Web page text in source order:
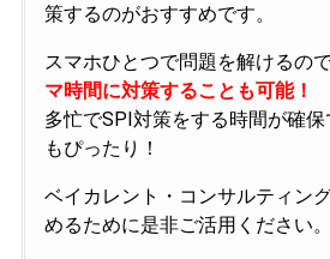
策するのがおすすめです。
スマホひとつで問題を解けるの
マ時間に対策することも可能！
多忙でSPI対策をする時間が確
もぴったり！
ベイカレント・コンサルティン
めるために是非ご活用ください。